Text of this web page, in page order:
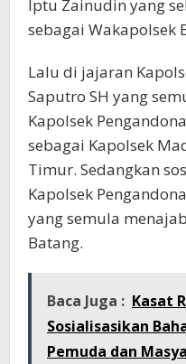
Iptu Zainudin yang
sebagai Wakapolsek
Lalu di jajaran
Saputro SH yang
Kapolsek
sebagai Kapolsek
Timur. Sedangkan
Kapolsek
yang semula
Batang.
Baca Juga : Kasat
Sosialisasikan
Pemuda dan